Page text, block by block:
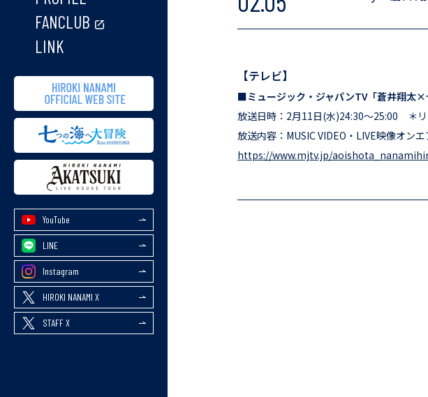
FANCLUB
LINK
YouTube
LINE
Instagram
HIROKI NANAMI X
STAFF X
【テレビ】
■ミュージック・ジャパンTV「蒼井翔太×
放送日時：2月11日(水)24:30～25:00 ＊
放送内容：MUSIC VIDEO・LIVE映像オンエ
https://www.mjtv.jp/